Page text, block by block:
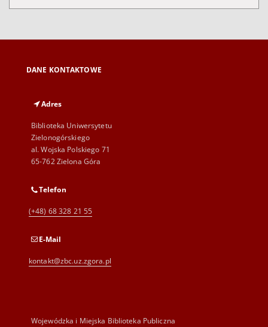
DANE KONTAKTOWE
Adres
Biblioteka Uniwersytetu
Zielonogórskiego
al. Wojska Polskiego 71
65-762 Zielona Góra
Telefon
(+48) 68 328 21 55
E-Mail
kontakt@zbc.uz.zgora.pl
Wojewódzka i Miejska Biblioteka Publiczna